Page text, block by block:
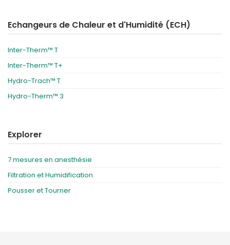
Echangeurs de Chaleur et d'Humidité (ECH)
Inter-Therm™ T
Inter-Therm™ T+
Hydro-Trach™ T
Hydro-Therm™ 3
Explorer
7 mesures en anesthésie
Filtration et Humidification
Pousser et Tourner